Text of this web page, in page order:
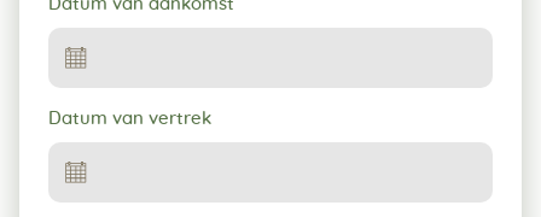
Datum van aankomst
Datum van vertrek